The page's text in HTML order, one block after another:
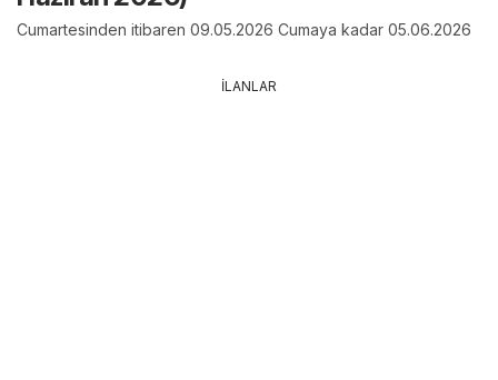
Cumartesinden itibaren 09.05.2026 Cumaya kadar 05.06.2026
İLANLAR